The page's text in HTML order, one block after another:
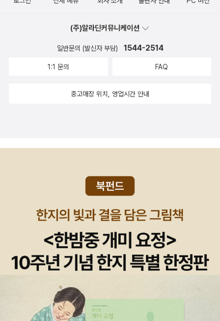
구에 적용해볼 만합니다. 각종 논문 요약과 내용 정리를 자동화하면
론 완벽한 책은 아닙니다. 몇 가지 아쉬운 점도 있었습니다.😕 개선되
면 좋을 점MetaGPT에 대한 설명이 조금 부족했고, 최근 주목받고
니다.결론『7가지 프로젝트로 배우는 LLM AI 에이전트 개발』은 AI를
개발자가 아니더라도 자사 업무에 AI 에이전트를 도입하고 싶은 비즈
에게 강력 추천합니다. 특히 단순 챗봇을 넘어 실제로 일을 처리하는
에이전트를 만들고 싶다면 꼭 읽어보시길 권합니다.이 리뷰는 출판사
계를 통해 동적인 의사 결정 능력을 얻게 됩니다. 에이전트가 내부 지
식만으로 해결할 수 없는 문제에 직면했을 때는 검색을 실시하거나
도구를 호출하여 자신의 지식을 확장합니다.- P79
서평은 출판사로부터 도서를 제공받아 직접 살펴본 후 작성되었습니
수 있을지 가닥이 잡히는 느낌입니다. LLM을 가지고 무언가 만들어
가 그대로는 실행되지 않는 부분이 일부 존재해서 코딩이 아직 낯선
분들은 Copilot의 도움을 받아 수정하면서 따라하는 것이 좋을 것 같
(주)알라딘커뮤니케이션
일반문의 (발신자 부담) 1544-2514
1:1 문의 FAQ
중고매장 위치, 영업시간 안내